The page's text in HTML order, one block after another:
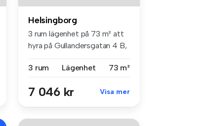
Helsingborg
3 rum lägenhet på 73 m² att
hyra på Gullandersgatan 4 B,
3 rum
Lägenhet 73 m²
7 046 kr Visa mer